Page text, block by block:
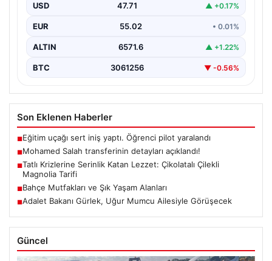
USD 47.71 ▲ +0.17%
EUR 55.02 • 0.01%
ALTIN 6571.6 ▲ +1.22%
BTC 3061256 ▼ -0.56%
Son Eklenen Haberler
■Eğitim uçağı sert iniş yaptı. Öğrenci pilot yaralandı
■Mohamed Salah transferinin detayları açıklandı!
■Tatlı Krizlerine Serinlik Katan Lezzet: Çikolatalı Çilekli
Magnolia Tarifi
■Bahçe Mutfakları ve Şık Yaşam Alanları
■Adalet Bakanı Gürlek, Uğur Mumcu Ailesiyle Görüşecek
Güncel